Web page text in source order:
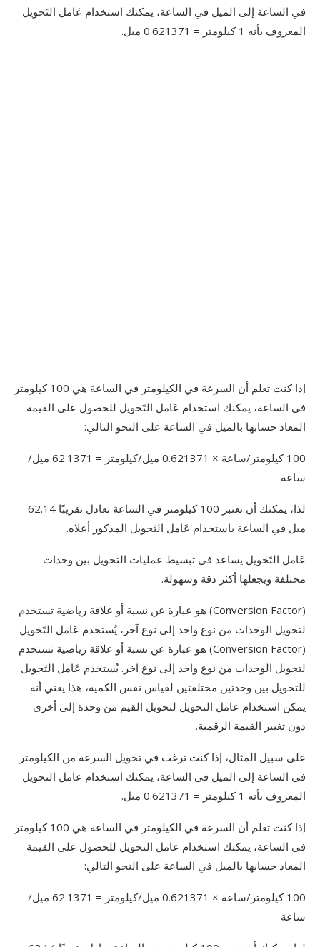
في الساعة إلى الميل في الساعة، يمكنك استخدام عَامل التَحويل
المعروف بأنه 1 كيلومتر = 0.621371 ميل.
إذا كنت تعلم أن السرعة في الكيلومتر في الساعة هي 100 كيلومتر
في الساعة، يمكنك استخدام عَامل التَحويل للحصول على القيمة
المعاد حسابها بالميل في الساعة على النحو التالي:
100 كيلومتر/ساعة × 0.621371 ميل/كيلومتر = 62.1371 ميل/
ساعة
لذا، يمكنك أن تعتبر 100 كيلومتر في الساعة تعادل تقريبًا 62.14
ميل في الساعة باستخدام عَامل التَحويل المذكور أعلاه.
عَامل التَحويل يساعد في تبسيط عمليات التحويل بين وحدات
مختلفة ويجعلها أكثر دقة وسهولة.
(Conversion Factor) هو عبارة عن نسبة أو علاقة رياضية تستخدم
لتحويل الوحدات من نوع واحد إلى نوع آخر، يُستخدم عَامل التَحويل
(Conversion Factor) هو عبارة عن نسبة أو علاقة رياضية تستخدم
لتحويل الوحدات من نوع واحد إلى نوع آخر. يُستخدم عَامل التَحويل
للتحويل بين وحدتين مختلفتين لقياس نفس الكمية، هذا يعني أنه
يمكن استخدام عامل التحويل لتحويل القيم من وحدة إلى أخرى
دون تغيير القيمة الرقمية.
على سبيل المثال، إذا كنت ترغب في تحويل السرعة من الكيلومتر
في الساعة إلى الميل في الساعة، يمكنك استخدام عامل التحويل
المعروف بأنه 1 كيلومتر = 0.621371 ميل.
إذا كنت تعلم أن السرعة في الكيلومتر في الساعة هي 100 كيلومتر
في الساعة، يمكنك استخدام عامل التحويل للحصول على القيمة
المعاد حسابها بالميل في الساعة على النحو التالي:
100 كيلومتر/ساعة × 0.621371 ميل/كيلومتر = 62.1371 ميل/
ساعة